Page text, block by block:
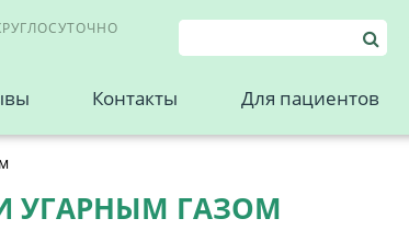
Контакты Для пациентов
УГАРНЫМ ГАЗОМ